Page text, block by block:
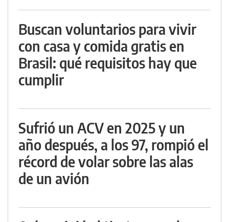
Buscan voluntarios para vivir
con casa y comida gratis en
Brasil: qué requisitos hay que
cumplir
Sufrió un ACV en 2025 y un
año después, a los 97, rompió el
récord de volar sobre las alas
de un avión